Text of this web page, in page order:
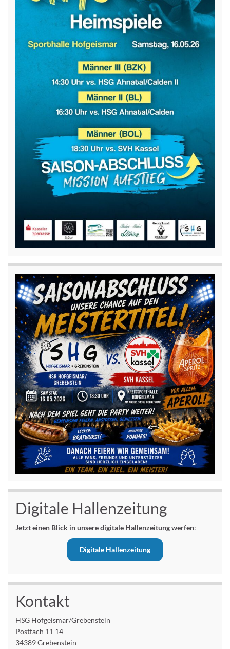
Digitale Hallenzeitung
Jetzt einen Blick in unsere digitale Hallenzeitung werfen:
Digitale Hallenzeitung
Kontakt
HSG Hofgeismar/Grebenstein
Postfach 11 14
34389 Grebenstein